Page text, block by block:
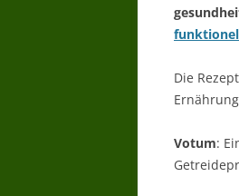
Die
Votum: